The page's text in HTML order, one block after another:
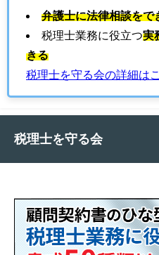
弁護士に法律相談をで
税理士業務に役立つ実
きる
税理士を守る会の詳細は
税理士を守る会